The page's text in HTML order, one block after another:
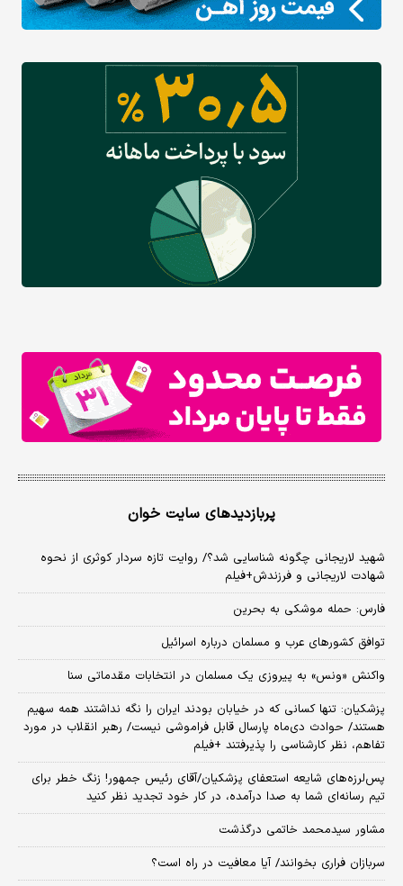
پربازدیدهای سایت خوان
شهید لاریجانی چگونه شناسایی شد؟/ روایت تازه سردار کوثری از نحوه
شهادت لاریجانی و فرزندش+فیلم
فارس: حمله موشکی به بحرین
توافق کشورهای عرب و مسلمان درباره اسرائیل
واکنش «ونس» به پیروزی یک مسلمان در انتخابات مقدماتی سنا
پزشکیان: تنها کسانی که در خیابان بودند ایران را نگه نداشتند همه سهیم
هستند/ حوادث دی‌ماه پارسال قابل فراموشی نیست/ رهبر انقلاب در مورد
تفاهم، نظر کارشناسی را پذیرفتند +فیلم
پس‌لرزه‌های شایعه استعفای پزشکیان/آقای رئیس جمهور! زنگ خطر برای
تیم رسانه‌ای شما به صدا درآمده، در کار خود تجدید نظر کنید
مشاور سیدمحمد خاتمی درگذشت
سربازان فراری بخوانند/ آیا معافیت در راه است؟